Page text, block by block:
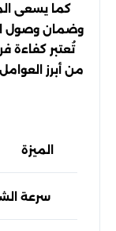
كما يسعى
وضمان وصول
تُعتبر كفاءة
من أبرز
الميزة
سرعة